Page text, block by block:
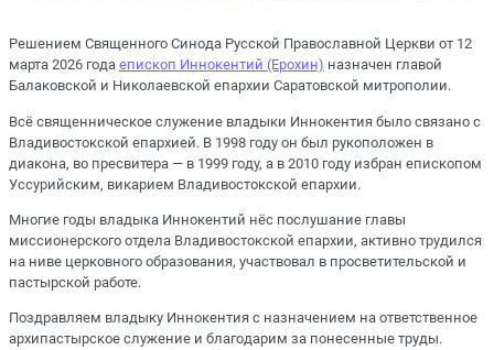
Решением Священного Синода Русской Православной Церкви от 12
марта 2026 года епископ Иннокентий (Ерохин) назначен главой
Балаковской и Николаевской епархии Саратовской митрополии.
Всё священническое служение владыки Иннокентия было связано с
Владивостокской епархией. В 1998 году он был рукоположен в
диакона, во пресвитера — в 1999 году, а в 2010 году избран епископом
Уссурийским, викарием Владивостокской епархии.
Многие годы владыка Иннокентий нёс послушание главы
миссионерского отдела Владивостокской епархии, активно трудился
на ниве церковного образования, участвовал в просветительской и
пастырской работе.
Поздравляем владыку Иннокентия с назначением на ответственное
архипастырское служение и благодарим за понесенные труды.